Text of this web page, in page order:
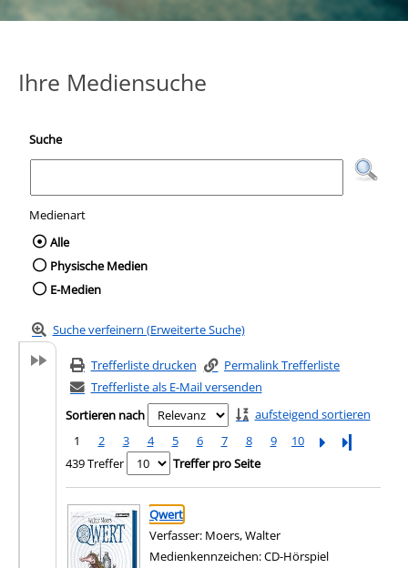
Ihre Mediensuche
Suche
Medienart
Wählen Sie die Medienart nach der Sie
Alle
Physische Medien
E-Medien
Suche verfeinern (Erweiterte Suche)
Trefferliste drucken
Permalink Trefferliste
Trefferliste als E-Mail versenden
Sortieren nach
aufsteigend sortieren
1
2 3 4 5 6 7 8 9 10
Letzte Seite
439 Treffer
Treffer pro Seite
Suchergebnis
Zu den Suchfiltern springen
Qwert
Verfasser: Moers, Walter
Medienkennzeichen:CD-Hörspiel